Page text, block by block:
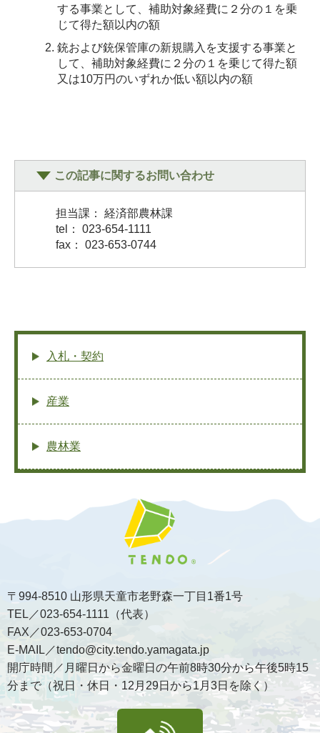
する事業として、補助対象経費に２分の１を乗
じて得た額以内の額
銃および銃保管庫の新規購入を支援する事業と
して、補助対象経費に２分の１を乗じて得た額
又は10万円のいずれか低い額以内の額
この記事に関するお問い合わせ
担当課： 経済部農林課
tel： 023-654-1111
fax： 023-653-0744
入札・契約
産業
農林業
〒994-8510 山形県天童市老野森一丁目1番1号
TEL／023-654-1111（代表）
FAX／023-653-0704
E-MAIL／tendo@city.tendo.yamagata.jp
開庁時間／月曜日から金曜日の午前8時30分から午後5時15
分まで（祝日・休日・12月29日から1月3日を除く）